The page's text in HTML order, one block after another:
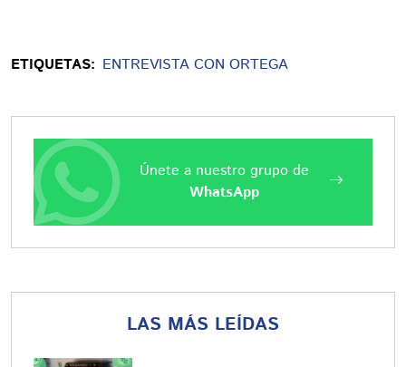
ETIQUETAS: ENTREVISTA CON ORTEGA
Únete a nuestro grupo de
WhatsApp
LAS MÁS LEÍDAS